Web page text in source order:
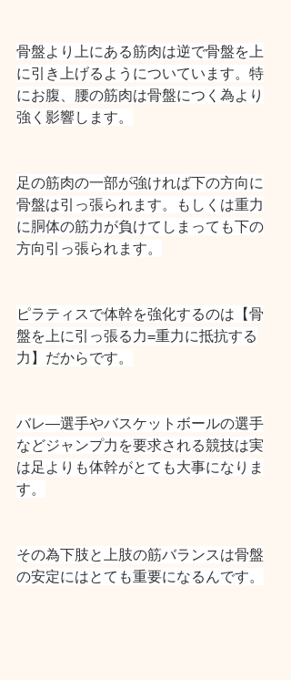
骨盤より上にある筋肉は逆で骨盤を上
に引き上げるようについています。特
にお腹、腰の筋肉は骨盤につく為より
強く影響します。
足の筋肉の一部が強ければ下の方向に
骨盤は引っ張られます。もしくは重力
に胴体の筋力が負けてしまっても下の
方向引っ張られます。
ピラティスで体幹を強化するのは【骨
盤を上に引っ張る力=重力に抵抗する
力】だからです。
バレ―選手やバスケットボールの選手
などジャンプ力を要求される競技は実
は足よりも体幹がとても大事になりま
す。
その為下肢と上肢の筋バランスは骨盤
の安定にはとても重要になるんです。